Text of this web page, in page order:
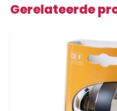
Gerelateerde